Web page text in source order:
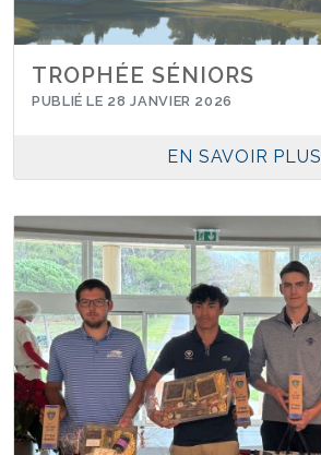
TROPHÉE SÉNIORS
PUBLIÉ LE 28 JANVIER 2026
EN SAVOIR PLUS